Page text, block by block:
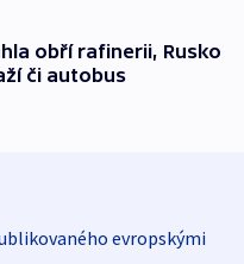
obří rafinerii, Rusko
či autobus
evropskými